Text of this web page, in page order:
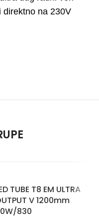
direktno na 230V
TUBE T8 EM ULTRA
V 1200mm
830